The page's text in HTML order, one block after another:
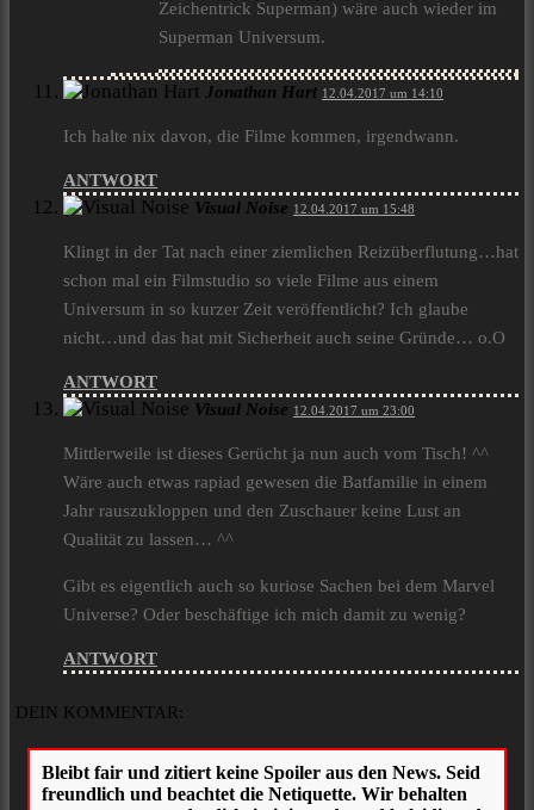
Zeichentrick Superman) wäre auch wieder im
Superman Universum.
Jonathan Hart 12.04.2017 um 14:10
Ich halte nix davon, die Filme kommen, irgendwann.
ANTWORT
Visual Noise 12.04.2017 um 15:48
Klingt in der Tat nach einer ziemlichen Reizüberflutung…hat
schon mal ein Filmstudio so viele Filme aus einem
Universum in so kurzer Zeit veröffentlicht? Ich glaube
nicht…und das hat mit Sicherheit auch seine Gründe… o.O
ANTWORT
Visual Noise 12.04.2017 um 23:00
Mittlerweile ist dieses Gerücht ja nun auch vom Tisch! ^^
Wäre auch etwas rapiad gewesen die Batfamilie in einem
Jahr rauszukloppen und den Zuschauer keine Lust an
Qualität zu lassen… ^^
Gibt es eigentlich auch so kuriose Sachen bei dem Marvel
Universe? Oder beschäftige ich mich damit zu wenig?
ANTWORT
DEIN KOMMENTAR: